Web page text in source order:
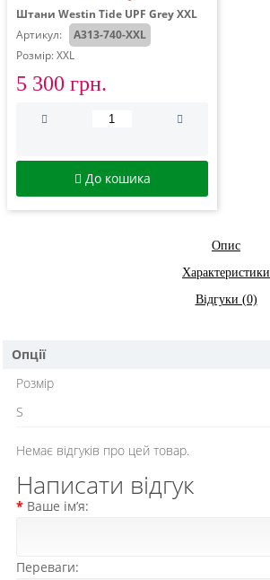
Штани Westin Tide UPF Grey XXL
Артикул:
A313-740-XXL
Розмір: XXL
5 300 грн.
До кошика
Опис
Характеристики
Відгуки (0)
Опції
Розмір
S
Немає відгуків про цей товар.
Написати відгук
Ваше ім’я:
Переваги: